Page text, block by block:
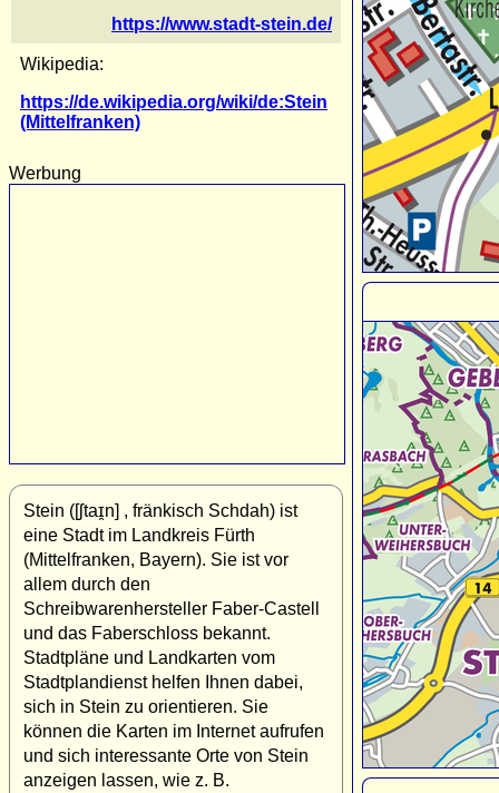
https://www.stadt-stein.de/
Wikipedia:
https://de.wikipedia.org/wiki/de:Stein
(Mittelfranken)
Werbung
Stein ([ʃtaɪ̯n] , fränkisch Schdah) ist
eine Stadt im Landkreis Fürth
(Mittelfranken, Bayern). Sie ist vor
allem durch den
Schreibwarenhersteller Faber-Castell
und das Faberschloss bekannt.
Stadtpläne und Landkarten vom
Stadtplandienst helfen Ihnen dabei,
sich in Stein zu orientieren. Sie
können die Karten im Internet aufrufen
und sich interessante Orte von Stein
anzeigen lassen, wie z. B.